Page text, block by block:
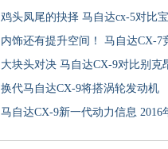
鸡头凤尾的抉择 马自达cx-5对比
内饰还有提升空间！ 马自达CX-7
大块头对决 马自达CX-9对比别克
换代马自达CX-9将搭涡轮发动机
马自达CX-9新一代动力信息 2016